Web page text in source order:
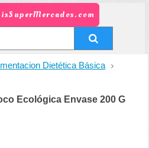
Dietética Básica
Ecológica Envase 200 G